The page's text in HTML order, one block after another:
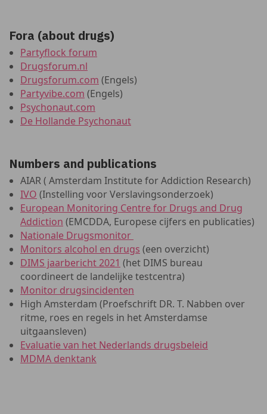
Fora (about drugs)
Partyflock forum
Drugsforum.nl
Drugsforum.com (Engels)
Partyvibe.com (Engels)
Psychonaut.com
De Hollande Psychonaut
Numbers and publications
AIAR ( Amsterdam Institute for Addiction Research)
IVO (Instelling voor Verslavingsonderzoek)
European Monitoring Centre for Drugs and Drug
Addiction (EMCDDA, Europese cijfers en publicaties)
Nationale Drugsmonitor
Monitors alcohol en drugs (een overzicht)
DIMS jaarbericht 2021 (het DIMS bureau
coordineert de landelijke testcentra)
Monitor drugsincidenten
High Amsterdam (Proefschrift DR. T. Nabben over
ritme, roes en regels in het Amsterdamse
uitgaansleven)
Evaluatie van het Nederlands drugsbeleid
MDMA denktank